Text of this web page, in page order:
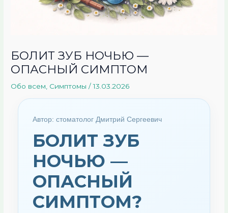
БОЛИТ ЗУБ НОЧЬЮ —
ОПАСНЫЙ СИМПТОМ
Обо всем, Симптомы /13.03.2026
Автор: стоматолог Дмитрий Сергеевич
БОЛИТ ЗУБ
НОЧЬЮ —
ОПАСНЫЙ
СИМПТОМ?